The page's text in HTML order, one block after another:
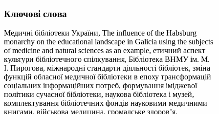
Ключові слова
Медичні бібліотеки України, The influence of the Habsburg
monarchy on the educational landscape in Galicia using the subjects
of medicine and natural sciences as an example, етичний аспект
культури бібліотечного спілкування, Бібліотека ВНМУ ім. М.
І. Пирогова, міжнародні стандарти діяльності бібліотек, зміна
функцій обласної медичної бібліотеки в епоху трансформацій
соціальних інформаційних потреб, формування іміджевої
політики сучасної бібліотеки, наукова бібліотека і музей,
комплектування бібліотечних фондів науковими медичними
книгами, військова медицина, громадське здоров’я,